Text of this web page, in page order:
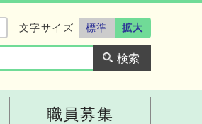
文字サイズ 標準 拡大
職員募集